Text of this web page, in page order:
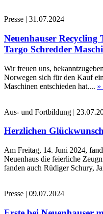
Presse | 31.07.2024
Neuenhauser
Targo Schredder
Wir freuen uns,
Norwegen sich für den Kauf
Maschinen entschieden hat.... »
Aus- und Fortbildung |
Herzlichen
Am Freitag, 14. Juni 2024,
Neuenhaus die feierliche
fanden auch Rüdiger Schury,
Presse | 09.07.2024